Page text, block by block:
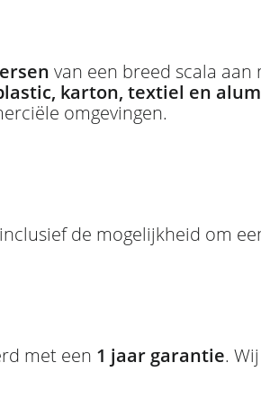
van een breed scala
karton, textiel en
omgevingen.
de mogelijkheid om
met een 1 jaar garantie.